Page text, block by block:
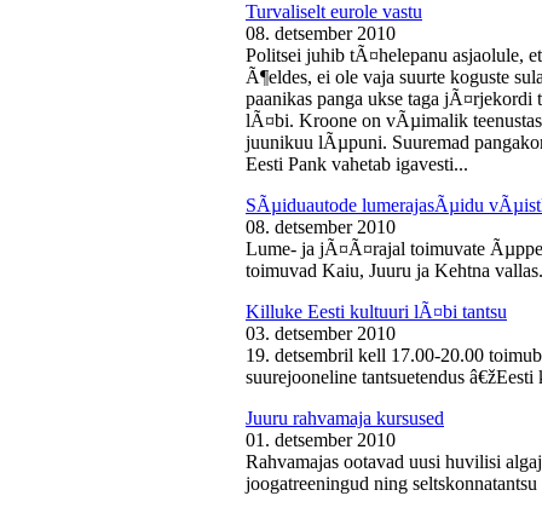
Turvaliselt eurole vastu
08. detsember 2010
Politsei juhib tÃ¤helepanu asjaolule,
Ã¶eldes, ei ole vaja suurte koguste
paanikas panga ukse taga
lÃ¤bi. Kroone on vÃµimalik
juunikuu lÃµpuni. Suuremad
Eesti Pank vahetab igavesti...
SÃµiduautode lumerajasÃµidu
08. detsember 2010
Lume- ja jÃ¤Ã¤rajal toimuvate
toimuvad Kaiu, Juuru ja Kehtna
Killuke Eesti kultuuri lÃ¤bi tantsu
03. detsember 2010
19. detsembril kell 17.00-20.00
suurejooneline tantsuetendus
Juuru rahvamaja kursused
01. detsember 2010
Rahvamajas ootavad uusi huvilisi
joogatreeningud ning seltskonnatantsu